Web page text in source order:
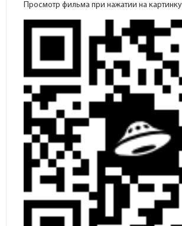
Просмотр фильма при нажатии на картинку